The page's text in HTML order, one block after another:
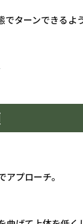
ターンできるよ
プローチ。